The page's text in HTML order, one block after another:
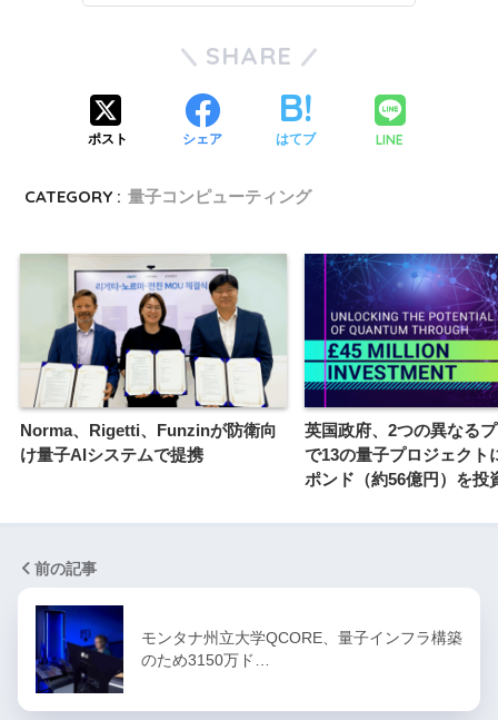
SHARE
ポスト シェア はてブ LINE
CATEGORY : 量子コンピューティング
Norma、Rigetti、Funzinが防衛向
け量子AIシステムで提携
英国政府、2つの異なる
で13の量子プロジェクト
ポンド（約56億円）を投
前の記事
モンタナ州立大学QCORE、量子インフラ構築
のため3150万ド…